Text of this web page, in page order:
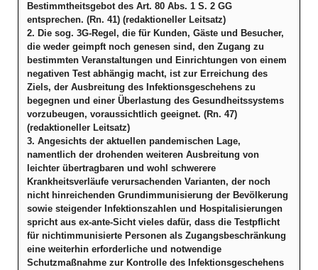
Bestimmtheitsgebot des Art. 80 Abs. 1 S. 2 GG
entsprechen. (Rn. 41) (redaktioneller Leitsatz)
2. Die sog. 3G-Regel, die für Kunden, Gäste und Besucher,
die weder geimpft noch genesen sind, den Zugang zu
bestimmten Veranstaltungen und Einrichtungen von einem
negativen Test abhängig macht, ist zur Erreichung des
Ziels, der Ausbreitung des Infektionsgeschehens zu
begegnen und einer Überlastung des Gesundheitssystems
vorzubeugen, voraussichtlich geeignet. (Rn. 47)
(redaktioneller Leitsatz)
3. Angesichts der aktuellen pandemischen Lage,
namentlich der drohenden weiteren Ausbreitung von
leichter übertragbaren und wohl schwerere
Krankheitsverläufe verursachenden Varianten, der noch
nicht hinreichenden Grundimmunisierung der Bevölkerung
sowie steigender Infektionszahlen und Hospitalisierungen
spricht aus ex-ante-Sicht vieles dafür, dass die Testpflicht
für nichtimmunisierte Personen als Zugangsbeschränkung
eine weiterhin erforderliche und notwendige
Schutzmaßnahme zur Kontrolle des Infektionsgeschehens